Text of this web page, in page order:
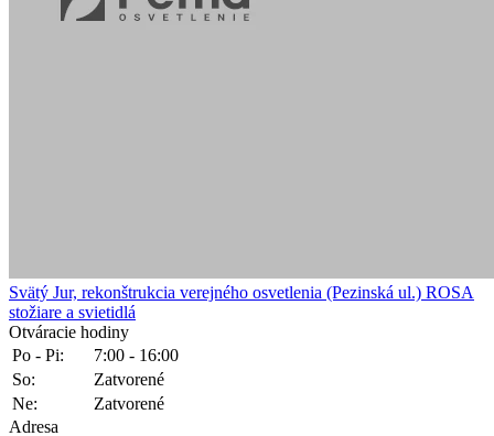
Svätý Jur, rekonštrukcia verejného osvetlenia (Pezinská ul.) ROSA
stožiare a svietidlá
Otváracie hodiny
Po - Pi:
7:00 - 16:00
So:
Zatvorené
Ne:
Zatvorené
Adresa